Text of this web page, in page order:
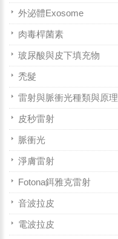
外泌體Exosome
肉毒桿菌素
玻尿酸與皮下填充物
禿髮
雷射與脈衝光種類與原理
皮秒雷射
脈衝光
淨膚雷射
Fotona鉺雅克雷射
音波拉皮
電波拉皮